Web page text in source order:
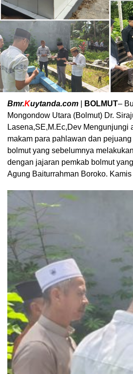
Bmr.Kuytanda.com BOLMUT–
Mongondow Utara (Bolmut) Dr.
Lasena,SE,M.Ec,Dev Mengunjungi
makam para pahlawan dan
bolmut yang sebelumnya
dengan jajaran pemkab bolmut
Agung Baiturrahman Boroko.